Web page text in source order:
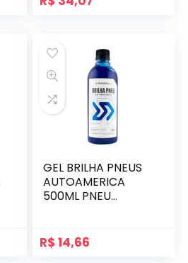
GEL BRILHA PNEUS
AUTOAMERICA
500ML PNEU
R$ 14,66